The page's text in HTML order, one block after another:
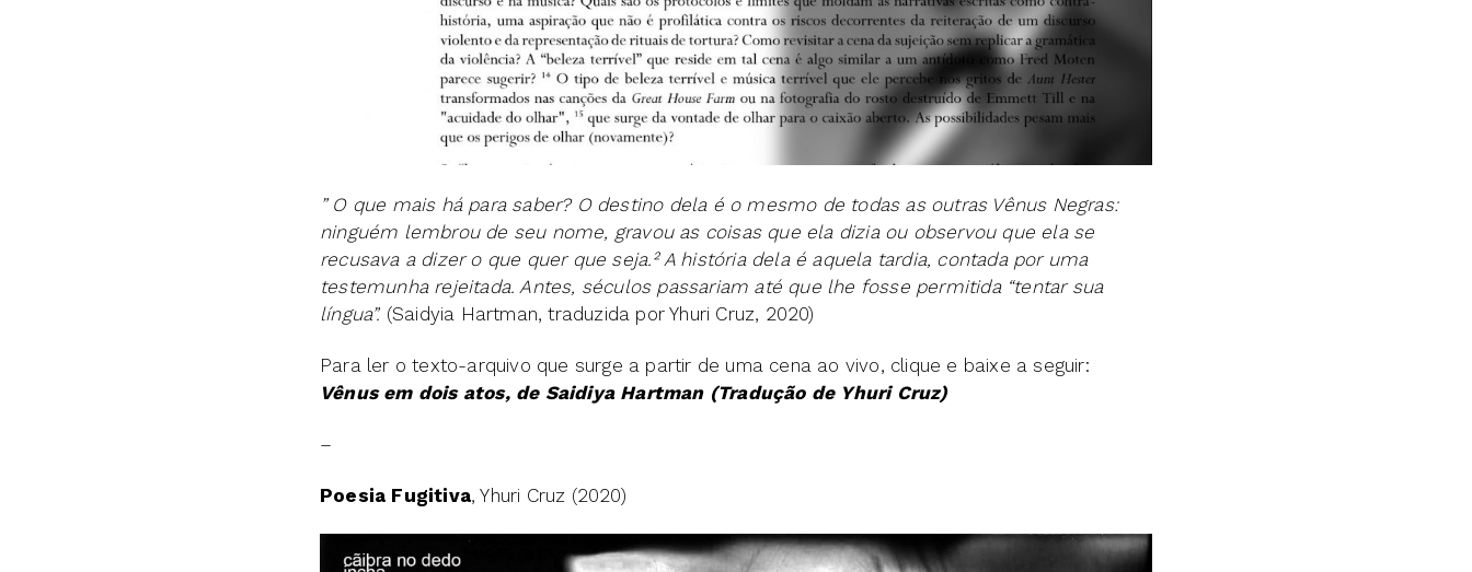
” O que mais há para saber? O destino dela é o mesmo de todas as outras Vênus Negras:
ninguém lembrou de seu nome, gravou as coisas que ela dizia ou observou que ela se
recusava a dizer o que quer que seja.² A história dela é aquela tardia, contada por uma
testemunha rejeitada. Antes, séculos passariam até que lhe fosse permitida “tentar sua
língua”. (Saidyia Hartman, traduzida por Yhuri Cruz, 2020)
Para ler o texto-arquivo que surge a partir de uma cena ao vivo, clique e baixe a seguir:
Vênus em dois atos, de Saidiya Hartman (Tradução de Yhuri Cruz)
–
Poesia Fugitiva, Yhuri Cruz (2020)